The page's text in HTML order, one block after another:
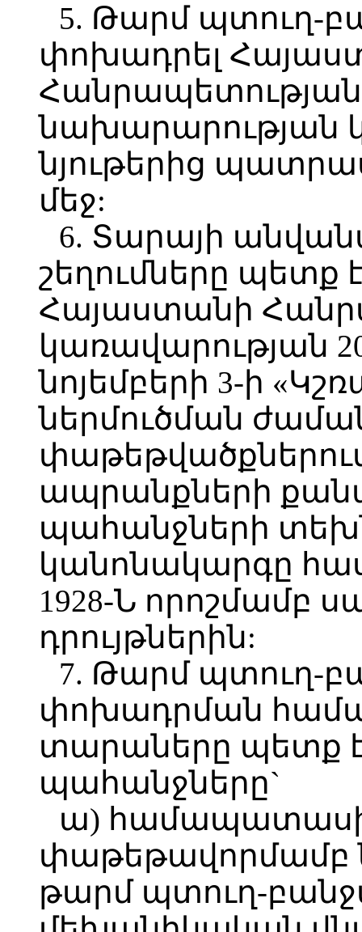
5. Թարմ պտուղ-
փոխադրել
նախարարության
նյութերից
մեջ:
6. Տարայի
շեղումները
Հայաստանի
կառավարության
նոյեմբերի 3-ի
ներմուծման
ապրանքների
պահանջների
կանոնակարգը
1928-Ն որոշմամբ
դրույթներին:
7. Թարմ պտուղ-
փոխադրման
տարաները պետք
պահանջները`
ա)
փաթեթավորմամբ
թարմ պտուղ-